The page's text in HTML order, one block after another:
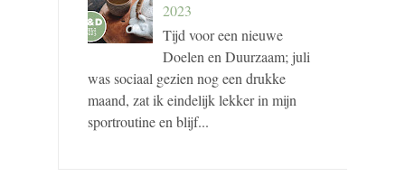
2023
Tijd voor een nieuwe
Doelen en Duurzaam; juli
was sociaal gezien nog een drukke
maand, zat ik eindelijk lekker in mijn
sportroutine en blijf...